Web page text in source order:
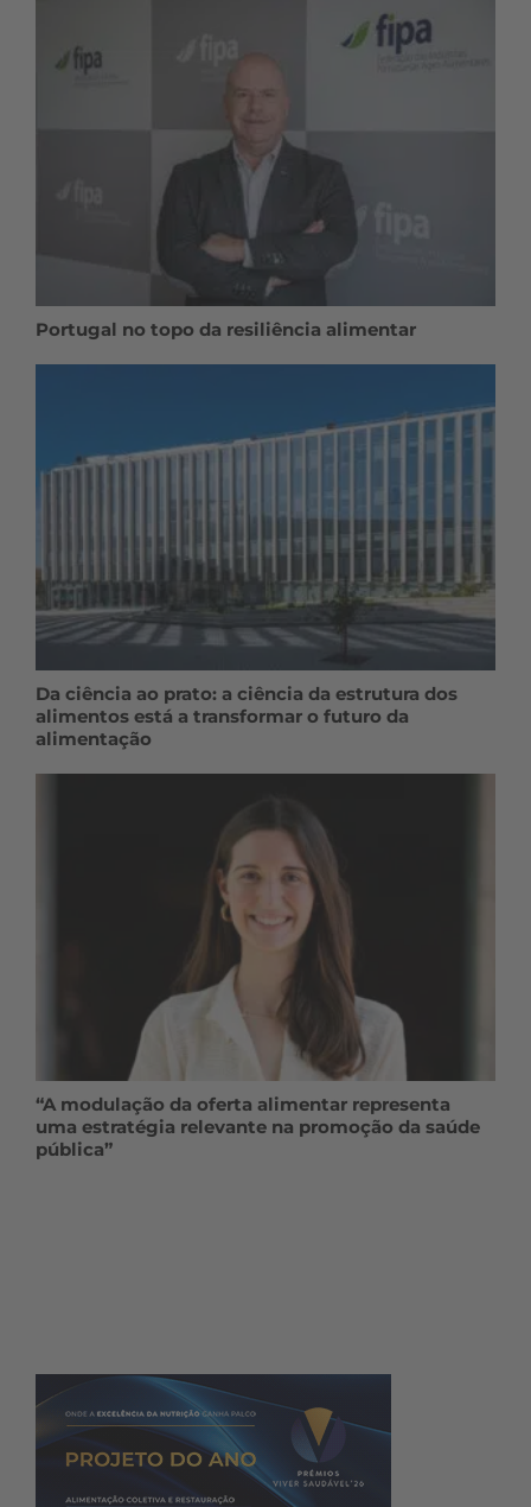
Portugal no topo da resiliência alimentar
Da ciência ao prato: a ciência da estrutura dos
alimentos está a transformar o futuro da
alimentação
“A modulação da oferta alimentar representa
uma estratégia relevante na promoção da saúde
pública”